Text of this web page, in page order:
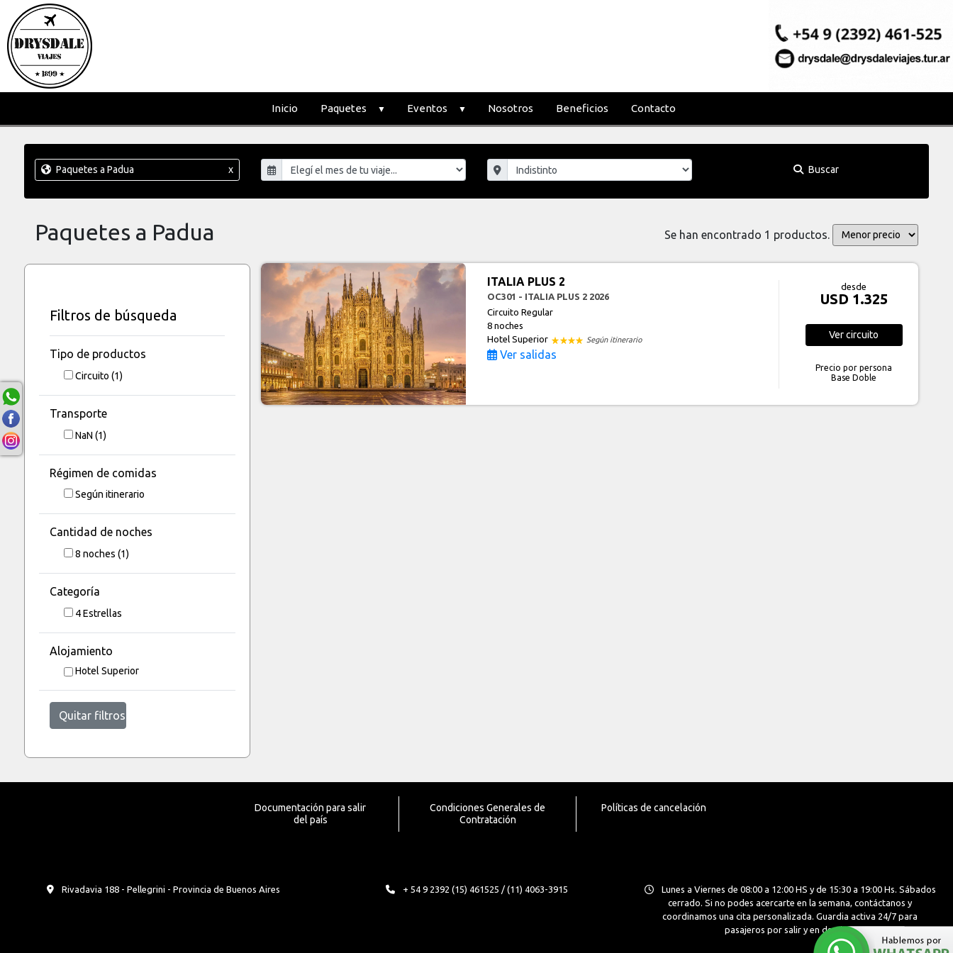
Inicio Paquetes Eventos Nosotros Beneficios Contacto
Paquetes a Padua x Buscar
Paquetes a Padua Se han encontrado 1 productos.
Filtros de búsqueda
Tipo de productos
Circuito (1)
Transporte
NaN (1)
Régimen de comidas
Según itinerario
Cantidad de noches
8 noches (1)
Categoría
4 Estrellas
Alojamiento
Hotel Superior
Quitar filtros
ITALIA PLUS 2
OC301 - ITALIA PLUS 2 2026
Circuito Regular
8 noches
Hotel Superior
Según itinerario
Ver salidas
desde
USD 1.325
Vercircuito
Precio por persona
Base Doble
Documentación para salir
del país
Condiciones Generales de
Contratación
Políticas de cancelación
Rivadavia 188 - Pellegrini - Provincia de Buenos Aires + 54 9 2392 (15) 461525 / (11) 4063-3915
Lunes a Viernes de 08:00 a 12:00 HS y de 15:30 a 19:00 Hs. Sábados
cerrado. Si no podes acercarte en la semana, contáctanos y
coordinamos una cita personalizada. Guardia activa 24/7 para
pasajeros por salir y en destino.